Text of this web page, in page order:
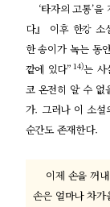
‘타자의 고통’을
다』 이후 한강 소
한 송이가 녹는 동
깥에 있다” 14)는 사
코 온전히 알 수 없
가. 그러나 이 소설
순간도 존재한다.
이제 손을 꺼내
손은 얼마나 차